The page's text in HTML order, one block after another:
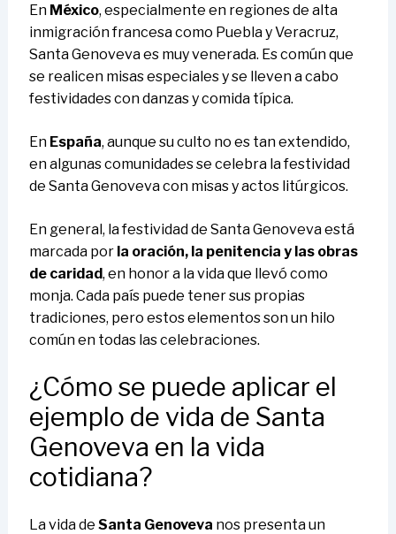
En México, especialmente en regiones de alta
inmigración francesa como Puebla y Veracruz,
Santa Genoveva es muy venerada. Es común que
se realicen misas especiales y se lleven a cabo
festividades con danzas y comida típica.
En España, aunque su culto no es tan extendido,
en algunas comunidades se celebra la festividad
de Santa Genoveva con misas y actos litúrgicos.
En general, la festividad de Santa Genoveva está
marcada por la oración, la penitencia y las obras
de caridad, en honor a la vida que llevó como
monja. Cada país puede tener sus propias
tradiciones, pero estos elementos son un hilo
común en todas las celebraciones.
¿Cómo se puede aplicar el
ejemplo de vida de Santa
Genoveva en la vida
cotidiana?
La vida de Santa Genoveva nos presenta un